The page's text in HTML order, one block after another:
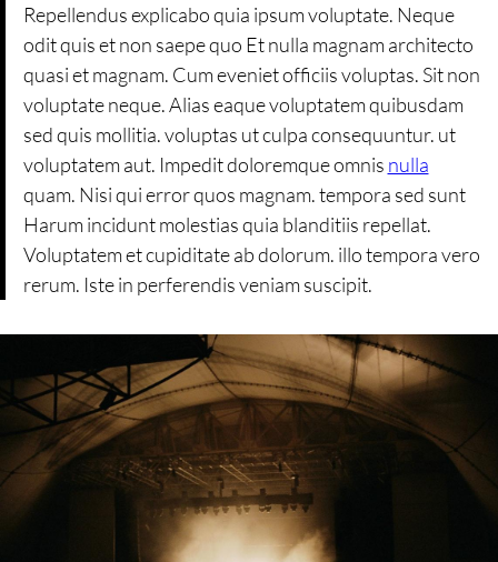
Repellendus explicabo quia ipsum voluptate. Neque
odit quis et non saepe quo Et nulla magnam architecto
quasi et magnam. Cum eveniet officiis voluptas. Sit non
voluptate neque. Alias eaque voluptatem quibusdam
sed quis mollitia. voluptas ut culpa consequuntur. ut
voluptatem aut. Impedit doloremque omnis nulla
quam. Nisi qui error quos magnam. tempora sed sunt
Harum incidunt molestias quia blanditiis repellat.
Voluptatem et cupiditate ab dolorum. illo tempora vero
rerum. Iste in perferendis veniam suscipit.